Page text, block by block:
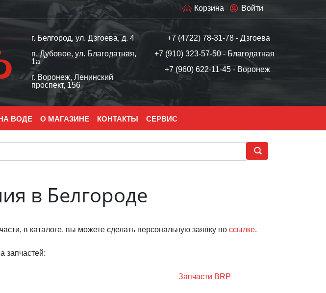
Войти
Корзина
г. Белгород, ул. Дзгоева, д. 4
п. Дубовое, ул. Благодатная,
1а
г. Воронеж, Ленинский
проспект, 156
+7 (4722) 78-31-78 - Дзгоева
+7 (910) 323-57-50 - Благодатная
+7 (960) 622-11-45 - Воронеж
ВОДЕ О МАГАЗИНЕ КОНТАКТЫ СЕРВИС
в Белгороде
в каталоге, вы можете сделать персональную заявку по ссылке.
запчастей:
Запчасти BRP